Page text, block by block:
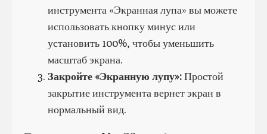
инструмента «Экранная лупа» вы можете
использовать кнопку минус или
установить 100%, чтобы уменьшить
масштаб экрана.
Закройте «Экранную лупу»:Простой
закрытие инструмента вернет экран в
нормальный вид.